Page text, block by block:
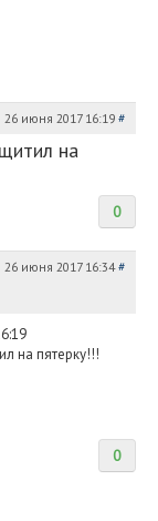
26 июня 2017 16:19 #
на
0
26 июня 2017 16:34#
на пятерку!!!
0